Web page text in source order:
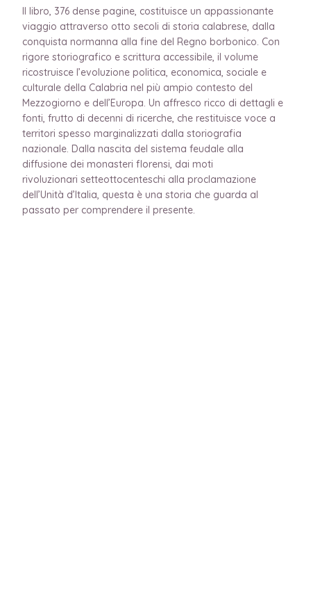
Il libro, 376 dense pagine, costituisce un appassionante
viaggio attraverso otto secoli di storia calabrese, dalla
conquista normanna alla fine del Regno borbonico. Con
rigore storiografico e scrittura accessibile, il volume
ricostruisce l’evoluzione politica, economica, sociale e
culturale della Calabria nel più ampio contesto del
Mezzogiorno e dell’Europa. Un affresco ricco di dettagli e
fonti, frutto di decenni di ricerche, che restituisce voce a
territori spesso marginalizzati dalla storiografia
nazionale. Dalla nascita del sistema feudale alla
diffusione dei monasteri florensi, dai moti
rivoluzionari setteottocenteschi alla proclamazione
dell’Unità d’Italia, questa è una storia che guarda al
passato per comprendere il presente.